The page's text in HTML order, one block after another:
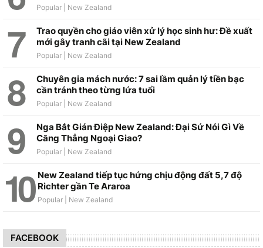
Trao quyền cho giáo viên xử lý học sinh hư: Đề xuất
mới gây tranh cãi tại New Zealand
Chuyên gia mách nước: 7 sai lầm quản lý tiền bạc
cần tránh theo từng lứa tuổi
Nga Bắt Gián Điệp New Zealand: Đại Sứ Nói Gì Về
Căng Thẳng Ngoại Giao?
New Zealand tiếp tục hứng chịu động đất 5,7 độ
Richter gần Te Araroa
FACEBOOK